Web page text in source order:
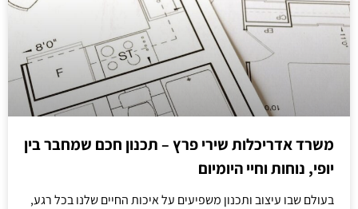
משרד אדריכלות שירי פרץ – תכנון חכם שמחבר בין
יופי, נוחות וחיי היומיום
בעולם שבו עיצוב ותכנון משפיעים על איכות החיים שלנו בכל רגע,